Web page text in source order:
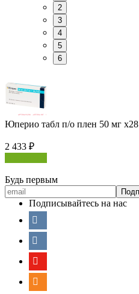
2
3
4
5
6
Юперио табл п/о плен 50 мг х28
2 433 ₽
Будь первым
Подписывайтесь на нас